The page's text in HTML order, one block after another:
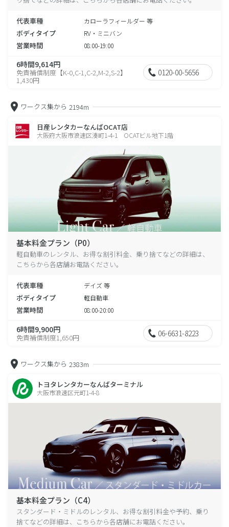
代表車種 カローラフィールダー 等
ボディタイプ RV・ミニバン
営業時間 08:00-19:00
6時間9,614円
免責補償制度【K-0,C-1,C-2,M-2,S-2】
1,430円
0120-00-5656
ワークス集から 2194m
日産レンタカーなんばOCAT店
大阪府大阪市浪速区湊町1-4-1 OCATビル地下1階
基本料金プラン（P0）
軽自動車のレンタル、お得な割引料金、乗り捨てなどの詳細は、
こちらから各店舗お電話ください。
代表車種 デイズ 等
ボディタイプ 軽自動車
営業時間 08:00-20:00
6時間9,900円
免責補償制度1,650円 06-6631-8223
ワークス集から 2383m
トヨタレンタカーなんばターミナル
大阪市浪速区元町1-4-8
基本料金プラン（C4）
スタンダード・ミドルのレンタル、お得な割引料金や予約、乗り
捨てなどの詳細は、こちらから各店舗にお電話ください。